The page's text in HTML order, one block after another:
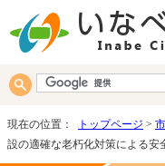
現在の位置： トップページ >
設の適確な老朽化対策による安